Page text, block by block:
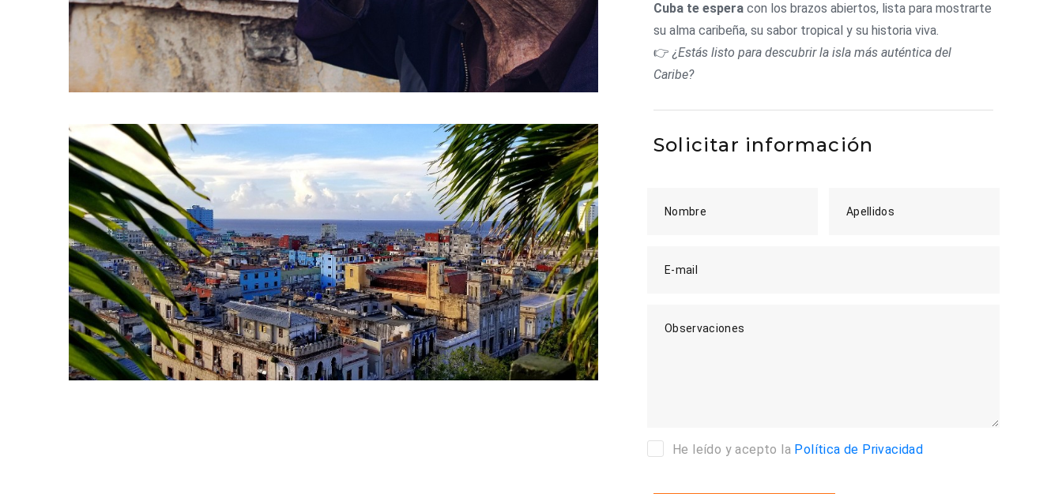
Cuba te espera con los brazos abiertos, lista para mostrarte
su alma caribeña, su sabor tropical y su historia viva.
👉¿Estás listo para descubrir la isla más auténtica del
Caribe?
Solicitar información
Nombre Apellidos
E-mail
Observaciones
He leído y acepto la Política de Privacidad